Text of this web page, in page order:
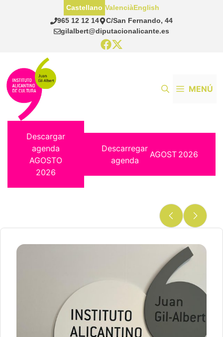
965 12 12 14
C/San Fernando, 44
gilalbert@diputacionalicante.es
Castellano ValenciàEnglish
MENÚ
Descargar
agenda
AGOSTO
2026
Descarregar
agenda
AGOST 2026